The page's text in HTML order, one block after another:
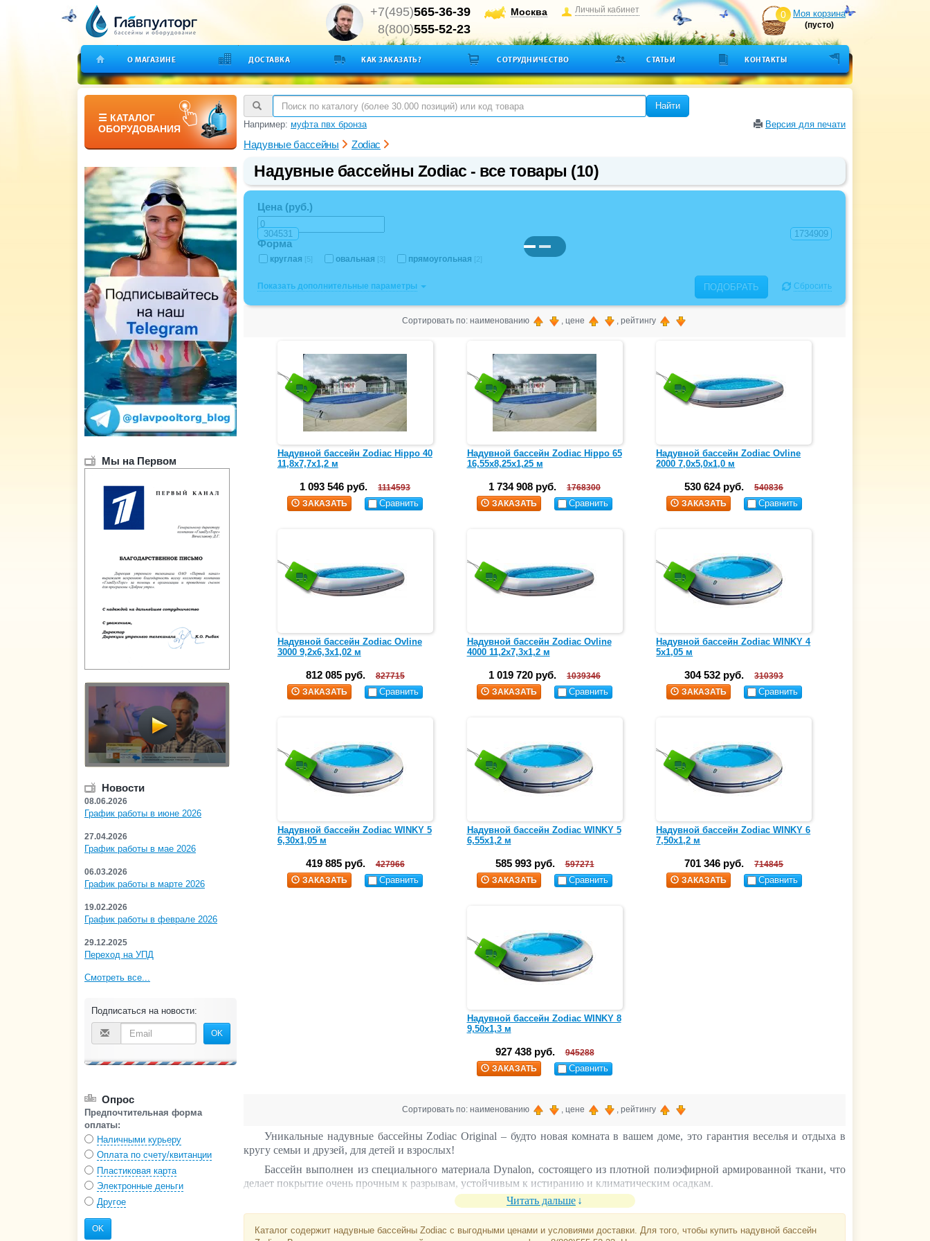
+7(495)565-36-39
8(800)555-52-23
Москва Личный кабинет 0 Моя корзина
(пусто)
О МАГАЗИНЕ ДОСТАВКА КАК ЗАКАЗАТЬ? СОТРУДНИЧЕСТВО СТАТЬИ КОНТАКТЫ
☰ КАТАЛОГ
ОБОРУДОВАНИЯ
Мы на Первом
Новости
08.06.2026
График работы в июне 2026
27.04.2026
График работы в мае 2026
06.03.2026
График работы в марте 2026
19.02.2026
График работы в феврале 2026
29.12.2025
Переход на УПД
Смотреть все...
Подписаться на новости:
OK
Опрос
Предпочтительная форма
оплаты:
Наличными курьеру
Оплата по счету/квитанции
Пластиковая карта
Электронные деньги
Другое
OK
Найти
Например: муфта пвх бронза Версия для печати
Надувные бассейны Zodiac
Надувные бассейны Zodiac - все товары (10)
Цена (руб.)
Форма
круглая [5] овальная [3] прямоугольная [2]
Показать дополнительные параметры Сбросить
ПОДОБРАТЬ
Сортировать по: наименованию , цене , рейтингу
Надувной бассейн Zodiac Hippo 40
11,8х7,7х1,2 м
1 093 546 руб.
1114593
ЗАКАЗАТЬ
Сравнить
Надувной бассейн Zodiac Hippo 65
16,55х8,25х1,25 м
1 734 908 руб.
1768300
ЗАКАЗАТЬ
Сравнить
Надувной бассейн Zodiac Ovline
2000 7,0х5,0х1,0 м
530 624 руб.
540836
ЗАКАЗАТЬ
Сравнить
Надувной бассейн Zodiac Ovline
3000 9,2х6,3х1,02 м
812 085 руб.
827715
ЗАКАЗАТЬ
Сравнить
Надувной бассейн Zodiac Ovline
4000 11,2х7,3х1,2 м
1 019 720 руб.
1039346
ЗАКАЗАТЬ
Сравнить
Надувной бассейн Zodiac WINKY 4
5х1,05 м
304 532 руб.
310393
ЗАКАЗАТЬ
Сравнить
Надувной бассейн Zodiac WINKY 5
6,30х1,05 м
419 885 руб.
427966
ЗАКАЗАТЬ
Сравнить
Надувной бассейн Zodiac WINKY 5
6,55х1,2 м
585 993 руб.
597271
ЗАКАЗАТЬ
Сравнить
Надувной бассейн Zodiac WINKY 6
7,50х1,2 м
701 346 руб.
714845
ЗАКАЗАТЬ
Сравнить
Надувной бассейн Zodiac WINKY 8
9,50х1,3 м
927 438 руб.
945288
ЗАКАЗАТЬ
Сравнить
Сортировать по: наименованию , цене , рейтингу
Уникальные надувные бассейны Zodiac Original – будто новая комната в вашем доме, это гарантия веселья и отдыха в
кругу семьи и друзей, для детей и взрослых!
Бассейн выполнен из специального материала Dynalon, состоящего из плотной полиэфирной армированной ткани, что
делает покрытие очень прочным к разрывам, устойчивым к истиранию и климатическим осадкам.
Лучше, чем бассейн, это одновременно и большой бассейн, и детская площадка, и зона отдыха. Вокруг чаши - широкий
борт бассейна позволяет с комфортом наслаждаться солнцем: загар и веселье гарантированы.
Лёгкость транспортировки, быстрая сборка: бассейн можно установить за несколько часов.
Читать дальше
Каталог содержит надувные бассейны Zodiac с выгодными ценами и условиями доставки. Для того, чтобы купить надувной бассейн